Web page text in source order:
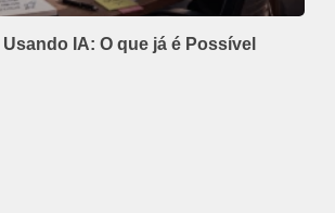
IA: O que já é Possível